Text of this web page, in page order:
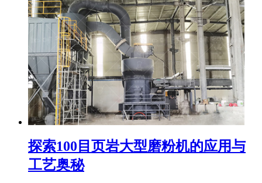
探索100目页岩大型磨粉机的应用与
工艺奥秘